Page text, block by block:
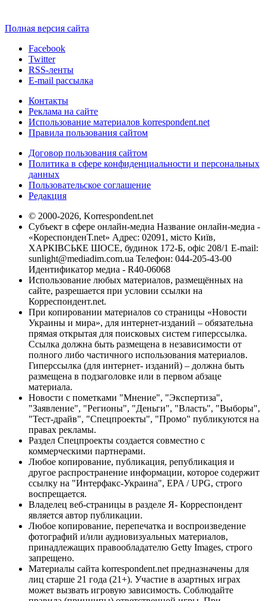
Полная версия сайта
Facebook
Twitter
RSS-ленты
E-mail рассылка
Контакты
Реклама на сайте
Использование материалов korrespondent.net
Правила пользования сайтом
Договор пользования сайтом
Политика в сфере конфиденциальности и персональных
данных
Пользовательское соглашение
Редакция
© 2000-2026, Korrespondent.net
Субъект в сфере онлайн-медиа Название онлайн-медиа -
«КореспонденТ.net» Адрес: 02091, місто Київ,
ХАРКІВСЬКЕ ШОСЕ, будинок 172-Б, офіс 208/1 E-mail:
sunlight@mediadim.com.ua Телефон: 044-205-43-00
Идентификатор медиа - R40-06068
Использование любых материалов, размещённых на
сайте, разрешается при условии ссылки на
Корреспондент.net.
При копировании материалов со страницы «Новости
Украины и мира», для интернет-изданий – обязательна
прямая открытая для поисковых систем гиперссылка.
Ссылка должна быть размещена в независимости от
полного либо частичного использования материалов.
Гиперссылка (для интернет- изданий) – должна быть
размещена в подзаголовке или в первом абзаце
материала.
Новости с пометками "Мнение", "Экспертиза",
"Заявление", "Регионы", "Деньги", "Власть", "Выборы",
"Тест-драйв", "Спецпроекты", "Промо" публикуются на
правах рекламы.
Раздел Спецпроекты создается совместно с
коммерческими партнерами.
Любое копирование, публикация, републикация и
другое распространение информации, которое содержит
ссылку на "Интерфакс-Украина", EPA / UPG, строго
воспрещается.
Владелец веб-страницы в разделе Я- Корреспондент
является автор публикации.
Любое копирование, перепечатка и воспроизведение
фотографий и/или аудиовизуальных материалов,
принадлежащих правообладателю Getty Images, строго
запрещено.
Материалы сайта korrespondent.net предназначены для
лиц старше 21 года (21+). Участие в азартных играх
может вызвать игровую зависимость. Соблюдайте